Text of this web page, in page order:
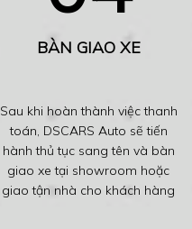
BÀN GIAO XE
Sau khi hoàn thành việc thanh
toán, DSCARS Auto sẽ tiến
hành thủ tục sang tên và bàn
giao xe tại showroom hoặc
giao tận nhà cho khách hàng